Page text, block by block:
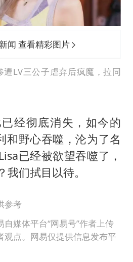
闻 查看精彩图片
遭LV三公子虐弃后疯魔，拉同
经彻底消失，如今的
和野心吞噬，沦为了名
已经被欲望吞噬了，
们拭目以待。
参考
媒体平台“网易号”作者上传
观点。网易仅提供信息发布平